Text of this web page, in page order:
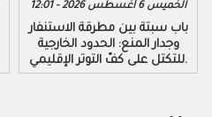
الخميس 6 أغسطس 2026 - 12:01
باب سبتة بين مطرقة الاستنفار
وجدار المنع: الحدود الخارجية
للتكتل على كفّ التوتر الإقليمي.